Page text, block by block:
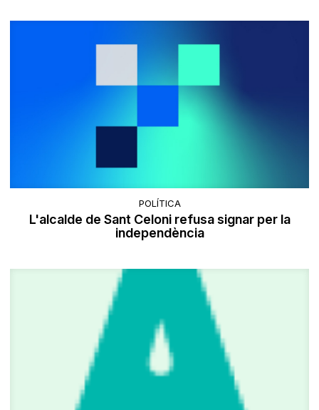
POLÍTICA
L'alcalde de Sant Celoni refusa signar per la
independència